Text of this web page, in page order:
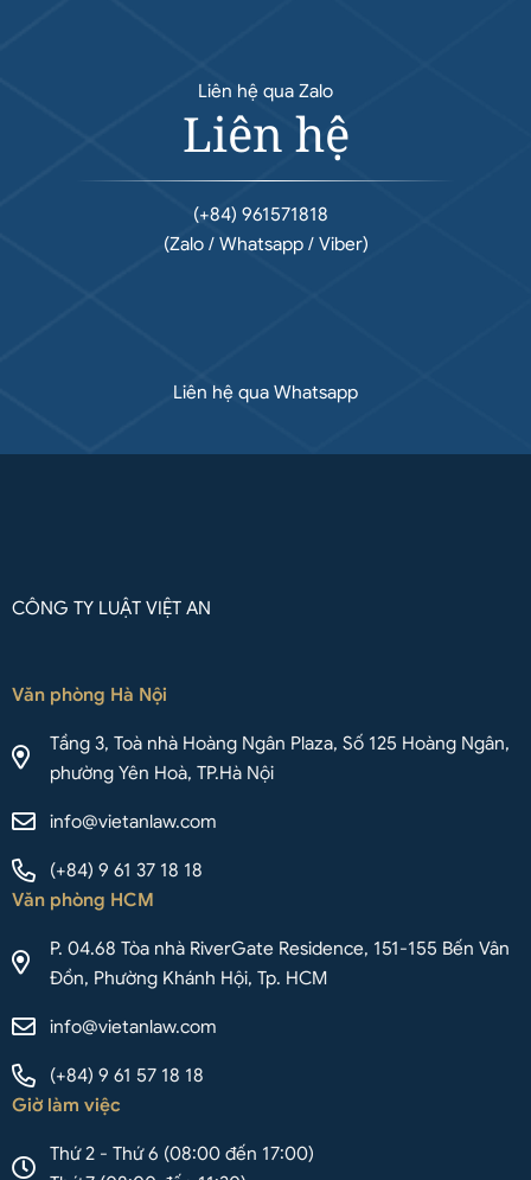
Liên hệ qua Zalo
Liên hệ
(+84) 961571818
(Zalo / Whatsapp / Viber)
Liên hệ qua Whatsapp
CÔNG TY LUẬT VIỆT AN
Văn phòng Hà Nội
Tầng 3, Toà nhà Hoàng Ngân Plaza, Số 125 Hoàng Ngân,
phường Yên Hoà, TP.Hà Nội
info@vietanlaw.com
(+84) 9 61 37 18 18
Văn phòng HCM
P. 04.68 Tòa nhà RiverGate Residence, 151-155 Bến Vân
Đồn, Phường Khánh Hội, Tp. HCM
info@vietanlaw.com
(+84) 9 61 57 18 18
Giờ làm việc
Thứ 2 - Thứ 6 (08:00 đến 17:00)